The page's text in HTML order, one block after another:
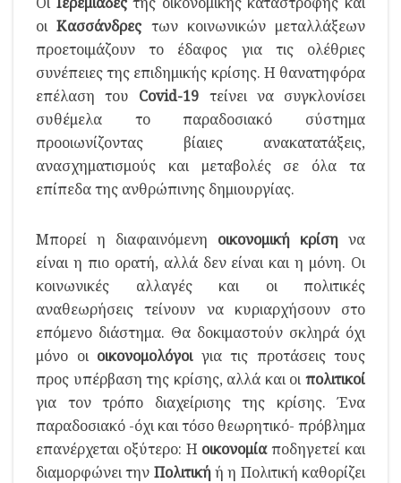
οιΚασσάνδρες των κοινωνικών μεταλλάξεων
προετοιμάζουν το έδαφος για τις ολέθριες
συνέπειες της επιδημικής κρίσης. Η θανατηφόρα
επέλαση του Covid-19 τείνει να συγκλονίσει
συθέμελα το παραδοσιακό σύστημα
προοιωνίζοντας βίαιες ανακατατάξεις,
ανασχηματισμούς και μεταβολές σε όλα τα
επίπεδα της ανθρώπινης δημιουργίας.
Μπορεί η διαφαινόμενη οικονομική κρίση να
είναι η πιο ορατή, αλλά δεν είναι και η μόνη. Οι
κοινωνικές αλλαγές και οι πολιτικές
αναθεωρήσεις τείνουν να κυριαρχήσουν στο
επόμενο διάστημα. Θα δοκιμαστούν σκληρά όχι
μόνο οι οικονομολόγοιγια τις προτάσεις τους
προς υπέρβαση της κρίσης, αλλά και οιπολιτικοί
για τον τρόπο διαχείρισης της κρίσης. Ένα
παραδοσιακό -όχι και τόσο θεωρητικό- πρόβλημα
επανέρχεται οξύτερο: Η οικονομίαποδηγετεί και
διαμορφώνει την Πολιτικήή η Πολιτική καθορίζει